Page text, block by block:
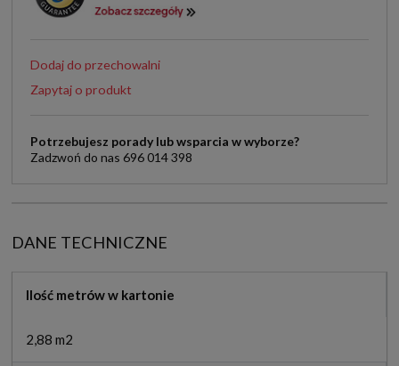
Dodaj do przechowalni
Zapytaj o produkt
Potrzebujesz porady lub wsparcia w wyborze?
Zadzwoń do nas 696 014 398
DANE TECHNICZNE
Ilość metrów w kartonie
2,88 m2